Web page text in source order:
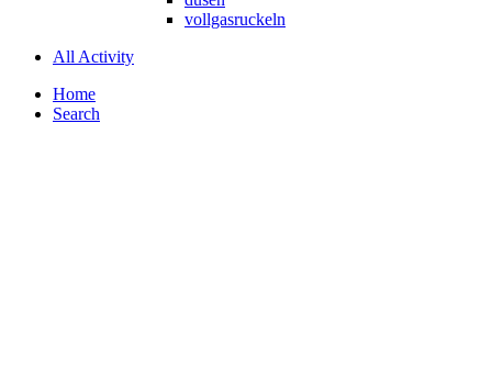
vollgasruckeln
All Activity
Home
Search